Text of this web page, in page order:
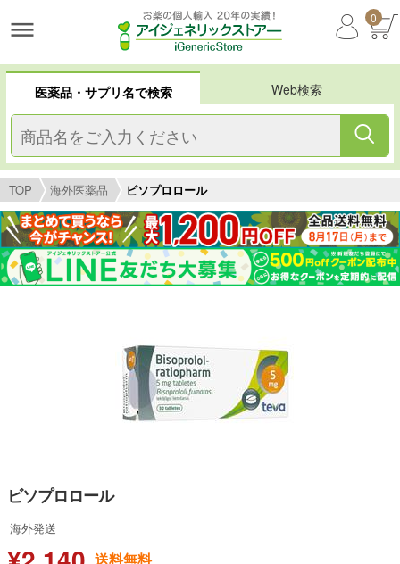
0
医薬品・サプリ名で検索 Web検索
TOP 海外医薬品 ビソプロロール
ビソプロロール
海外発送
送料無料